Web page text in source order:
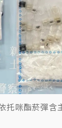
托咪酯菸彈含